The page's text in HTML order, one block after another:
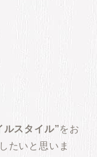
ルスタイル”をお
たいと思いま